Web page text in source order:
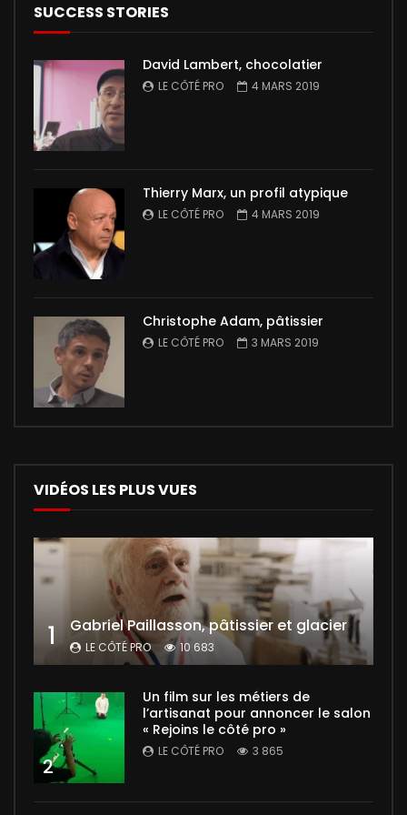
SUCCESS STORIES
David Lambert, chocolatier
LE CÔTÉ PRO 4 MARS 2019
Thierry Marx, un profil atypique
LE CÔTÉ PRO 4 MARS 2019
Christophe Adam, pâtissier
LE CÔTÉ PRO 3 MARS 2019
VIDÉOS LES PLUS VUES
1 Gabriel Paillasson, pâtissier et glacier
LE CÔTÉ PRO 10 683
2
Un film sur les métiers de
l’artisanat pour annoncer le salon
« Rejoins le côté pro »
LE CÔTÉ PRO 3 865